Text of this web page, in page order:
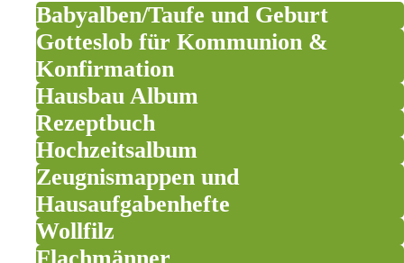
Babyalben/Taufe und Geburt
Gotteslob für Kommunion &
Konfirmation
Hausbau Album
Rezeptbuch
Hochzeitsalbum
Zeugnismappen und
Hausaufgabenhefte
Wollfilz